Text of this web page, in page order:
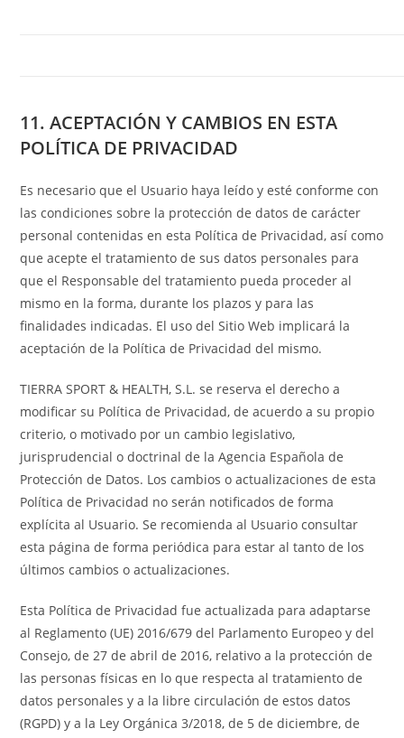
11. ACEPTACIÓN Y CAMBIOS EN ESTA
POLÍTICA DE PRIVACIDAD
Es necesario que el Usuario haya leído y esté conforme con
las condiciones sobre la protección de datos de carácter
personal contenidas en esta Política de Privacidad, así como
que acepte el tratamiento de sus datos personales para
que el Responsable del tratamiento pueda proceder al
mismo en la forma, durante los plazos y para las
finalidades indicadas. El uso del Sitio Web implicará la
aceptación de la Política de Privacidad del mismo.
TIERRA SPORT & HEALTH, S.L. se reserva el derecho a
modificar su Política de Privacidad, de acuerdo a su propio
criterio, o motivado por un cambio legislativo,
jurisprudencial o doctrinal de la Agencia Española de
Protección de Datos. Los cambios o actualizaciones de esta
Política de Privacidad no serán notificados de forma
explícita al Usuario. Se recomienda al Usuario consultar
esta página de forma periódica para estar al tanto de los
últimos cambios o actualizaciones.
Esta Política de Privacidad fue actualizada para adaptarse
al Reglamento (UE) 2016/679 del Parlamento Europeo y del
Consejo, de 27 de abril de 2016, relativo a la protección de
las personas físicas en lo que respecta al tratamiento de
datos personales y a la libre circulación de estos datos
(RGPD) y a la Ley Orgánica 3/2018, de 5 de diciembre, de